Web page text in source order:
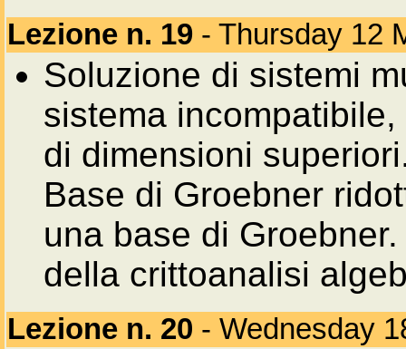
Lezione n. 19 - Thursday 12
Soluzione di sistemi
sistema
di dimensioni
Base di Groebner
una base di
della crittoanalisi
Lezione n. 20 - Wednesday